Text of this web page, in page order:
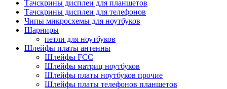
Тачскрины дисплеи для планшетов
Тачскрины дисплеи для телефонов
Чипы микросхемы для ноутбуков
Шарниры
петли для ноутбуков
Шлейфы платы антенны
Шлейфы FCC
Шлейфы матриц ноутбуков
Шлейфы платы ноутбуков прочие
Шлейфы платы телефонов планшетов